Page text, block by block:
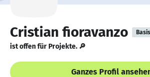
Cristian fioravanzo Basis
ist offen für Projekte. 🔎
Ganzes Profil